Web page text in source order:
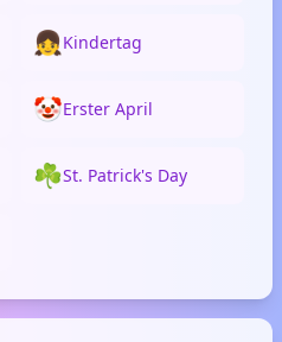
👧Kindertag
🤡Erster April
☘️St. Patrick's Day